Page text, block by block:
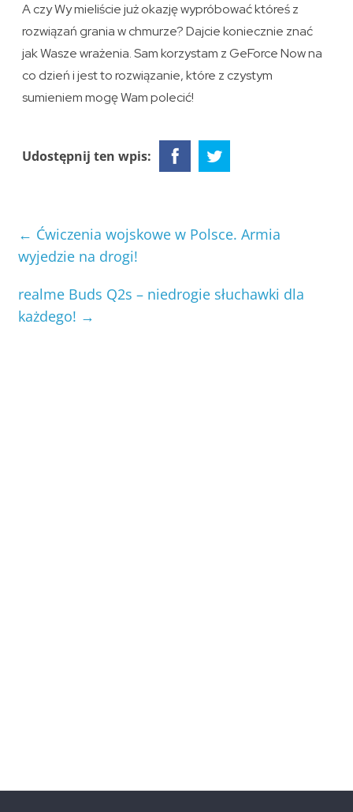
A czy Wy mieliście już okazję wypróbować któreś z
rozwiązań grania w chmurze? Dajcie koniecznie znać
jak Wasze wrażenia. Sam korzystam z GeForce Now na
co dzień i jest to rozwiązanie, które z czystym
sumieniem mogę Wam polecić!
Udostępnij ten wpis:
← Ćwiczenia wojskowe w Polsce. Armia
wyjedzie na drogi!
realme Buds Q2s – niedrogie słuchawki dla
każdego! →